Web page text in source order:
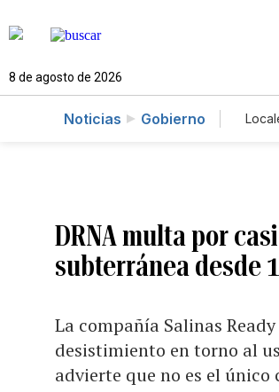
8 de agosto de 2026
Noticias Gobierno
DRNA multa por
subterránea desde
La compañía Salinas
desistimiento en torno al
advierte que no es el único